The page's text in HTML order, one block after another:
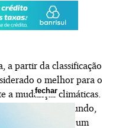
a partir da classificação
o melhor para o
a mudanças climáticas.
regiões do mundo,
migratórias em um
fechar